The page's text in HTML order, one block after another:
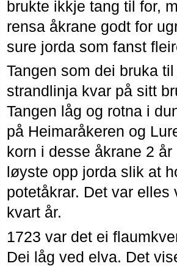
brukte ikkje tang til for,
rensa åkrane godt for
sure jorda som fanst
Tangen som dei bruka
strandlinja kvar på sitt
Tangen låg og rotna i
på Heimaråkeren og
korn i desse åkrane 2
løyste opp jorda slik at
potetåkrar. Det var
kvart år.
1723 var det ei
Dei låg ved elva. Det